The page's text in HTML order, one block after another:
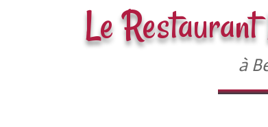
Le
à